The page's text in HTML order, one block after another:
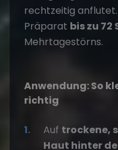
rechtzeitig
Präparat bis zu 72
Mehrtagestörns.
Anwendung: So
richtig
Auf trockene,
Haut hinter